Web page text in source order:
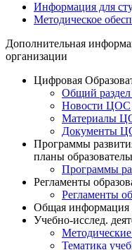
Информация для
Методическое
Дополнительная
организации
Цифровая
Общий
Новости ЦОС
Материалы
Документы
Программы
планы
Программы
Регламенты
Регламенты
Общая
Учебно-исслед.
Тематика